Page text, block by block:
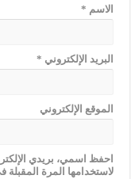
الاسم *
البريد الإلكتروني *
الموقع الإلكتروني
احفظ اسمي، بريدي
لاستخدامها المرة المقبلة